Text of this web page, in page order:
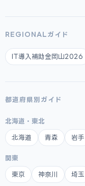
REGIONALガイド
IT導入補助金岡山2026
都道府県別ガイド
北海道・東北
北海道 青森 岩手
関東
東京 神奈川 埼玉